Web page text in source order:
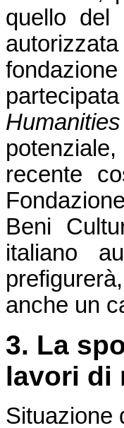
quello del
recente
Beni
italiano
anche un
3. La
lavori di
Situazione